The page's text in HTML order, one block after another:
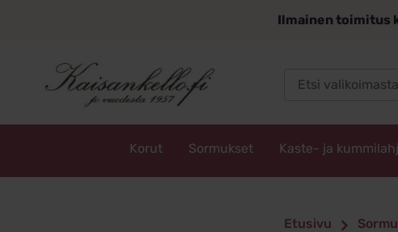
Ilmainen toimitus
Korut Sormukset Kaste- ja
Etusivu